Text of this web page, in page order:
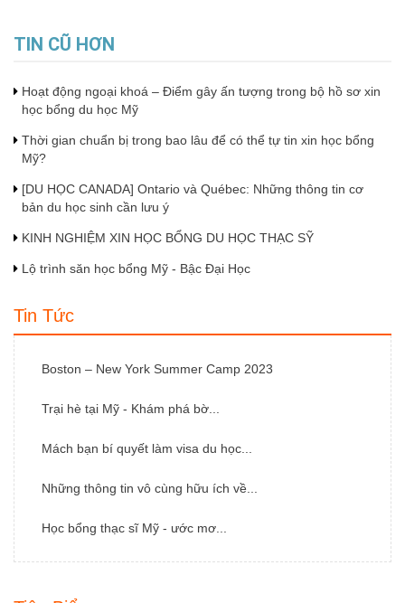
TIN CŨ HƠN
Hoạt động ngoại khoá – Điểm gây ấn tượng trong bộ hồ sơ xin
học bổng du học Mỹ
Thời gian chuẩn bị trong bao lâu để có thể tự tin xin học bổng
Mỹ?
[DU HỌC CANADA] Ontario và Québec: Những thông tin cơ
bản du học sinh cần lưu ý
KINH NGHIỆM XIN HỌC BỔNG DU HỌC THẠC SỸ
Lộ trình săn học bổng Mỹ - Bậc Đại Học
Tin Tức
Boston – New York Summer Camp 2023
Trại hè tại Mỹ - Khám phá bờ...
Mách bạn bí quyết làm visa du học...
Những thông tin vô cùng hữu ích về...
Học bổng thạc sĩ Mỹ - ước mơ...